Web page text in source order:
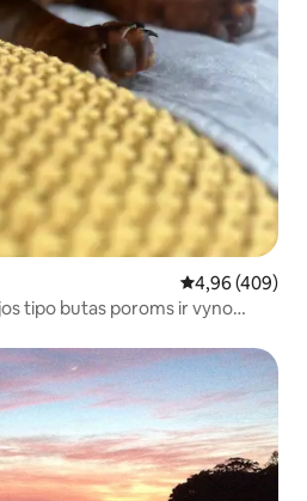
Vidutinis
4,96 (409)